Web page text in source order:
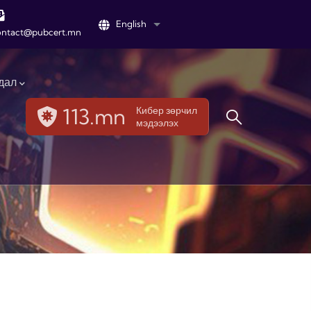
English List additional actions
113.mn
Кибер зөрчил
мэдээлэх